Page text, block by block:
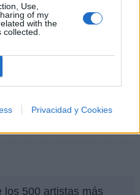
Use,
of my
with the
Privacidad y Cookies
Foro
los 500 artistas más